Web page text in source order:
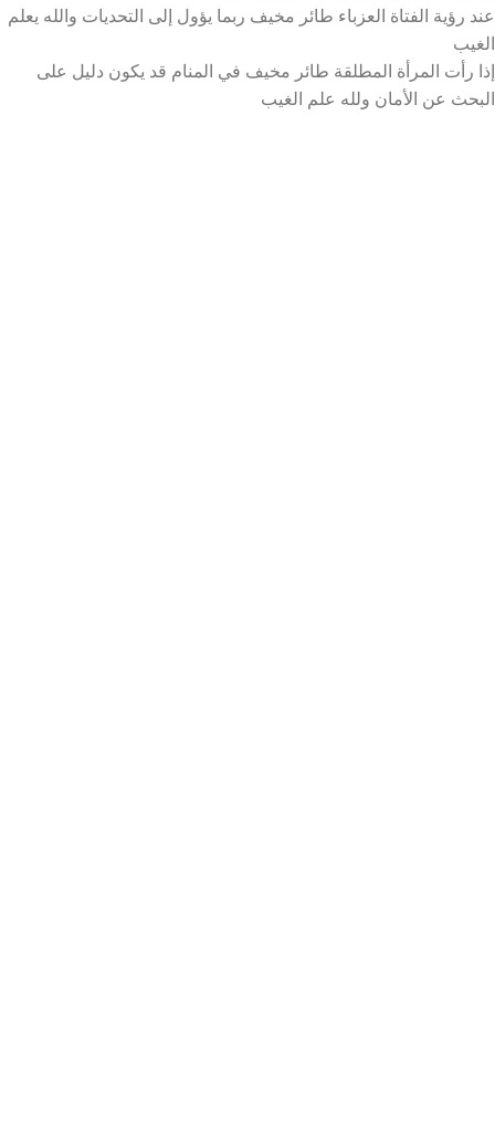
عند رؤية الفتاة العزباء طائر مخيف ربما يؤول إلى التحديات والله يعلم
الغيب
إذا رأت المرأة المطلقة طائر مخيف في المنام قد يكون دليل على
البحث عن الأمان ولله علم الغيب